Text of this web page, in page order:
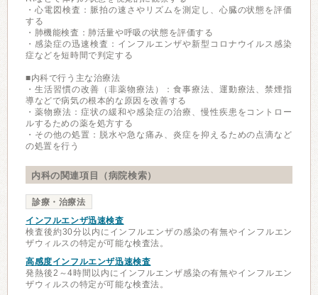
・心電図検査：脈拍の速さやリズムを測定し、心臓の状態を評価
する
・肺機能検査：肺活量や呼吸の状態を評価する
・感染症の迅速検査：インフルエンザや新型コロナウイルス感染
症などを短時間で判定する
■内科で行う主な治療法
・生活習慣の改善（非薬物療法）：食事療法、運動療法、禁煙指
導などで病気の根本的な原因を改善する
・薬物療法：症状の緩和や感染症の治療、慢性疾患をコントロー
ルするための薬を処方する
・その他の処置：脱水や急な痛み、炎症を抑えるための点滴など
の処置を行う
内科の関連項目（病院検索）
診療・治療法
インフルエンザ迅速検査
検査後約30分以内にインフルエンザの感染の有無やインフルエン
ザウィルスの特定が可能な検査法。
高感度インフルエンザ迅速検査
発熱後2～4時間以内にインフルエンザ感染の有無やインフルエン
ザウィルスの特定が可能な検査法。